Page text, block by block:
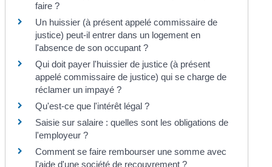
faire ?
Un huissier (à présent appelé commissaire de
justice) peut-il entrer dans un logement en
l'absence de son occupant ?
Qui doit payer l'huissier de justice (à présent
appelé commissaire de justice) qui se charge de
réclamer un impayé ?
Qu'est-ce que l'intérêt légal ?
Saisie sur salaire : quelles sont les obligations de
l'employeur ?
Comment se faire rembourser une somme avec
l'aide d'une société de recouvrement ?